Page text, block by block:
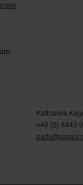
Katharina
+49 (0) 4443